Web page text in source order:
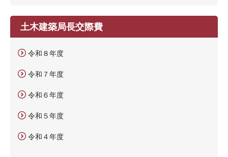
土木建築局長交際費
令和８年度
令和７年度
令和６年度
令和５年度
令和４年度